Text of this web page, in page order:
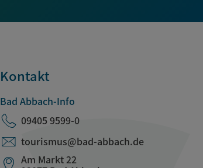
Kontakt
Bad Abbach-Info
09405 9599-0
tourismus@bad-abbach.de
Am Markt 22